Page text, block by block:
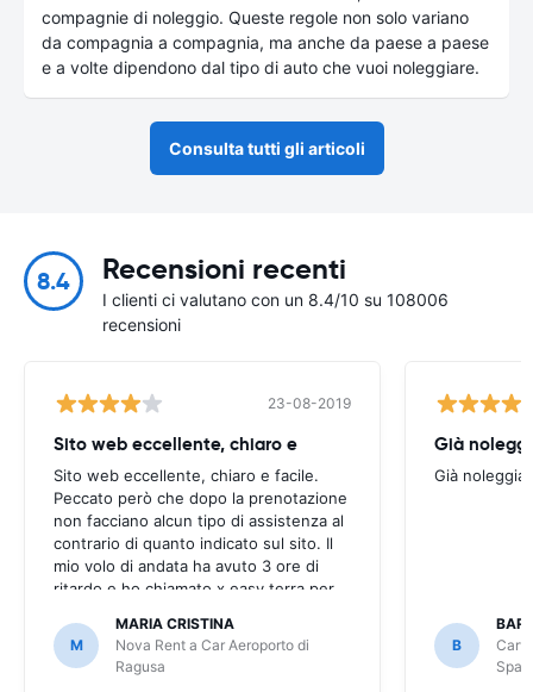
compagnie di noleggio. Queste regole non solo variano
da compagnia a compagnia, ma anche da paese a paese
e a volte dipendono dal tipo di auto che vuoi noleggiare.
Consulta tutti gli articoli
8.4 Recensioni recenti
I clienti ci valutano con un 8.4/10 su 108006
recensioni
23-08-2019
Sito web eccellente, chiaro e
Sito web eccellente, chiaro e facile.
Peccato però che dopo la prenotazione
non facciano alcun tipo di assistenza al
contrario di quanto indicato sul sito. Il
mio volo di andata ha avuto 3 ore di
ritardo e ho chiamato x easy terra per
arrangiarmi da sola e di chiamare Nova
Rent in loco. Alla faccia dell’assistenza!
M
MARIA CRISTINA
Nova Rent a Car Aeroporto di
Ragusa
Già
Già
B